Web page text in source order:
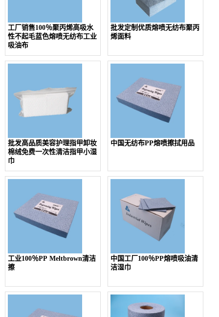
工厂销售100％聚丙烯高吸水
性不起毛蓝色熔喷无纺布工业
吸油布
批发定制优质熔喷无纺布聚丙
烯面料
批发高品质美容护理指甲卸妆
棉绒免费一次性清洁指甲小湿
巾
中国无纺布PP熔喷擦拭用品
工业100％PP Meltbrown清洁
擦
中国工厂100％PP熔喷吸油清
洁湿巾